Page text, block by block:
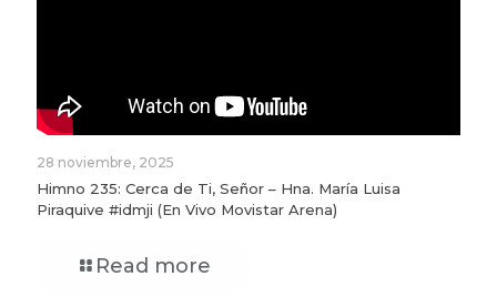
28 noviembre, 2025
Himno 235: Cerca de Ti, Señor – Hna. María Luisa
Piraquive #idmji (En Vivo Movistar Arena)
Read more